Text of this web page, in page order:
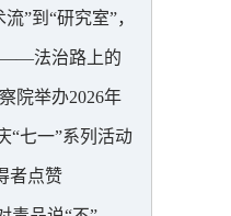
”到“研究室”，
——法治路上的
院举办2026年
七一”系列活动
者点赞